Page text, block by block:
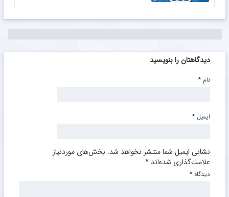
دیدگاهتان را بنویسید
نشانی ایمیل شما منتشر نخواهد شد. بخش‌های موردنیاز
علامت‌گذاری شده‌اند *
دیدگاه *
نام *
ایمیل *